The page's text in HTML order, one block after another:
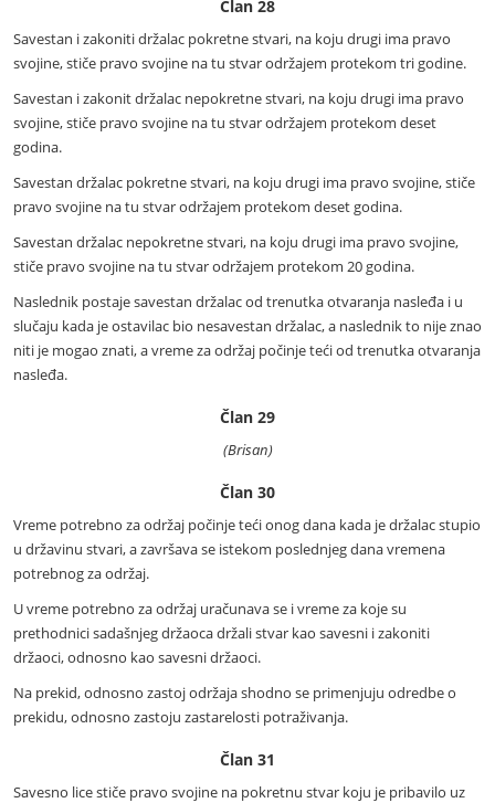
Član 28
Savestan i zakoniti držalac pokretne stvari, na koju drugi ima pravo
svojine, stiče pravo svojine na tu stvar održajem protekom tri godine.
Savestan i zakonit držalac nepokretne stvari, na koju drugi ima pravo
svojine, stiče pravo svojine na tu stvar održajem protekom deset
godina.
Savestan držalac pokretne stvari, na koju drugi ima pravo svojine, stiče
pravo svojine na tu stvar održajem protekom deset godina.
Savestan držalac nepokretne stvari, na koju drugi ima pravo svojine,
stiče pravo svojine na tu stvar održajem protekom 20 godina.
Naslednik postaje savestan držalac od trenutka otvaranja nasleđa i u
slučaju kada je ostavilac bio nesavestan držalac, a naslednik to nije znao
niti je mogao znati, a vreme za održaj počinje teći od trenutka otvaranja
nasleđa.
Član 29
(Brisan)
Član 30
Vreme potrebno za održaj počinje teći onog dana kada je držalac stupio
u državinu stvari, a završava se istekom poslednjeg dana vremena
potrebnog za održaj.
U vreme potrebno za održaj uračunava se i vreme za koje su
prethodnici sadašnjeg držaoca držali stvar kao savesni i zakoniti
držaoci, odnosno kao savesni držaoci.
Na prekid, odnosno zastoj održaja shodno se primenjuju odredbe o
prekidu, odnosno zastoju zastarelosti potraživanja.
Član 31
Savesno lice stiče pravo svojine na pokretnu stvar koju je pribavilo uz